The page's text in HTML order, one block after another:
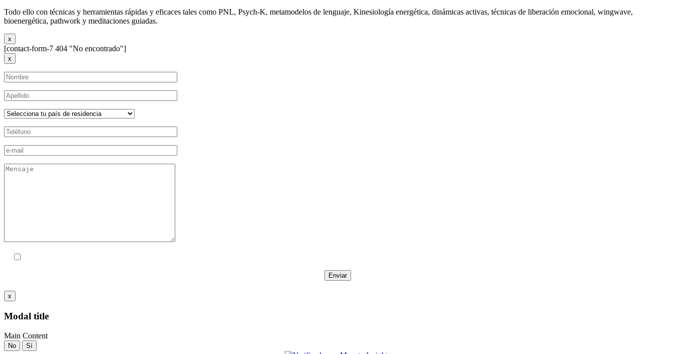
Todo ello con técnicas y herramientas rápidas y eficaces tales como PNL, Psych-K, metamodelos de lenguaje, Kinesiología energética, dinámicas activas, técnicas de liberación emocional, wingwave,
bioenergética, pathwork y meditaciones guiadas.
x
[contact-form-7 404 "No encontrado"]
x
x
Modal title
Main Content
No Sí